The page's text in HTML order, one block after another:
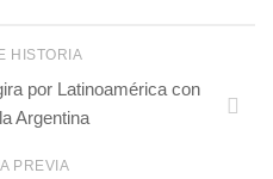
HISTORIA
por Latinoamérica con
Argentina
PREVIA